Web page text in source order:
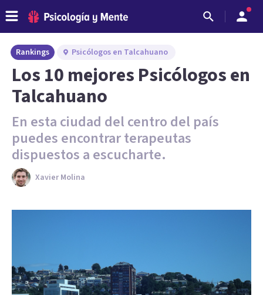
Rankings Psicólogos en Talcahuano
Los 10 mejores Psicólogos en
Talcahuano
En esta ciudad del centro del país
puedes encontrar terapeutas
dispuestos a escucharte.
Xavier Molina